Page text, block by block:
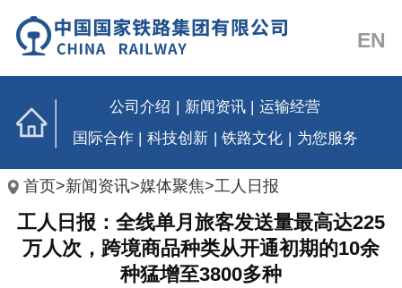
EN
公司介绍 新闻资讯
运输经营
国际合作 | 科技创新 | 铁路文化 | 为您服务
首页>新闻资讯>媒体聚焦>工人日报
工人日报：全线单月旅客发送量最高达225
万人次，跨境商品种类从开通初期的10余
种猛增至3800多种